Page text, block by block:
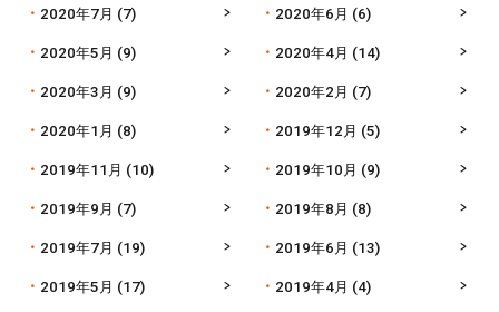
2020年7月 (7) 2020年6月 (6)
2020年5月 (9) 2020年4月 (14)
2020年3月 (9) 2020年2月 (7)
2020年1月 (8) 2019年12月 (5)
2019年11月 (10) 2019年10月 (9)
2019年9月 (7) 2019年8月 (8)
2019年7月 (19) 2019年6月 (13)
2019年5月 (17) 2019年4月 (4)